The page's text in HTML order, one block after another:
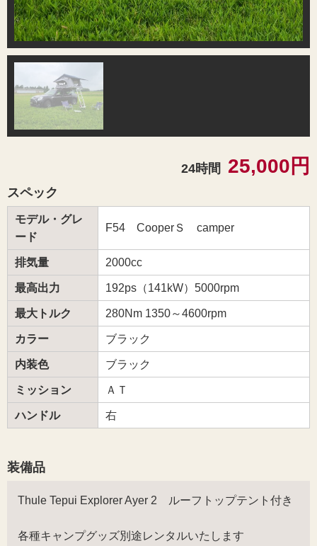
24時間 25,000円
スペック
モデル・グレ
ード
F54 CooperＳ camper
排気量 2000cc
最高出力 192ps（141kW）5000rpm
最大トルク 280Nm 1350～4600rpm
カラー ブラック
内装色 ブラック
ミッション ＡＴ
ハンドル 右
装備品
Thule Tepui Explorer Ayer 2 ルーフトップテント付き
各種キャンプグッズ別途レンタルいたします